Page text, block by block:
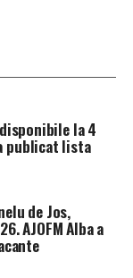
la 4
publicat lista
de Jos,
AJOFM Alba a